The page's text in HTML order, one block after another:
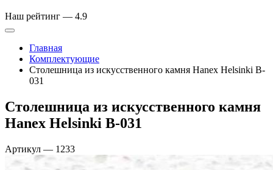
Наш рейтинг — 4.9
Главная
Комплектующие
Столешница из искусственного камня Hanex Helsinki B-
031
Столешница из искусственного камня
Hanex Helsinki B-031
Артикул — 1233